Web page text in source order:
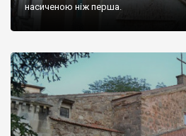
насиченою ніж перша.